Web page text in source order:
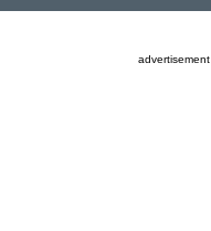
advertisement